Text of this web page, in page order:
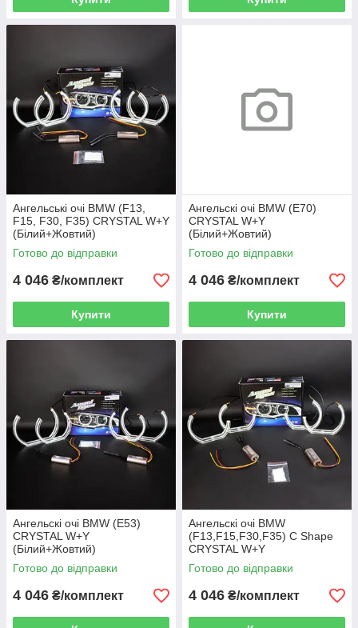
Ангельські очі BMW (F13,
F15, F30, F35) CRYSTAL W+Y
(Білий+Жовтий)
Готово до відправки
4 046 ₴/комплект
Купити
Ангельскі очі BMW (E70)
CRYSTAL W+Y
(Білий+Жовтий)
Готово до відправки
4 046 ₴/комплект
Купити
Ангельскі очі BMW (E53)
CRYSTAL W+Y
(Білий+Жовтий)
Готово до відправки
4 046 ₴/комплект
Ангельскі очі BMW
(F13,F15,F30,F35) C Shape
CRYSTAL W+Y
(Білий+Жовтий)
Готово до відправки
4 046 ₴/комплект